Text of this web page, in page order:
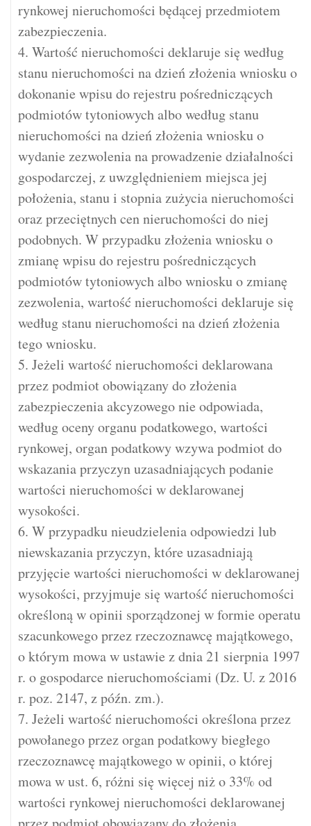
rynkowej nieruchomości będącej przedmiotem
zabezpieczenia.
4. Wartość nieruchomości deklaruje się według
stanu nieruchomości na dzień złożenia wniosku o
dokonanie wpisu do rejestru pośredniczących
podmiotów tytoniowych albo według stanu
nieruchomości na dzień złożenia wniosku o
wydanie zezwolenia na prowadzenie działalności
gospodarczej, z uwzględnieniem miejsca jej
położenia, stanu i stopnia zużycia nieruchomości
oraz przeciętnych cen nieruchomości do niej
podobnych. W przypadku złożenia wniosku o
zmianę wpisu do rejestru pośredniczących
podmiotów tytoniowych albo wniosku o zmianę
zezwolenia, wartość nieruchomości deklaruje się
według stanu nieruchomości na dzień złożenia
tego wniosku.
5. Jeżeli wartość nieruchomości deklarowana
przez podmiot obowiązany do złożenia
zabezpieczenia akcyzowego nie odpowiada,
według oceny organu podatkowego, wartości
rynkowej, organ podatkowy wzywa podmiot do
wskazania przyczyn uzasadniających podanie
wartości nieruchomości w deklarowanej
wysokości.
6. W przypadku nieudzielenia odpowiedzi lub
niewskazania przyczyn, które uzasadniają
przyjęcie wartości nieruchomości w deklarowanej
wysokości, przyjmuje się wartość nieruchomości
określoną w opinii sporządzonej w formie operatu
szacunkowego przez rzeczoznawcę majątkowego,
o którym mowa w ustawie z dnia 21 sierpnia 1997
r. o gospodarce nieruchomościami (Dz. U. z 2016
r. poz. 2147, z późn. zm.).
7. Jeżeli wartość nieruchomości określona przez
powołanego przez organ podatkowy biegłego
rzeczoznawcę majątkowego w opinii, o której
mowa w ust. 6, różni się więcej niż o 33% od
wartości rynkowej nieruchomości deklarowanej